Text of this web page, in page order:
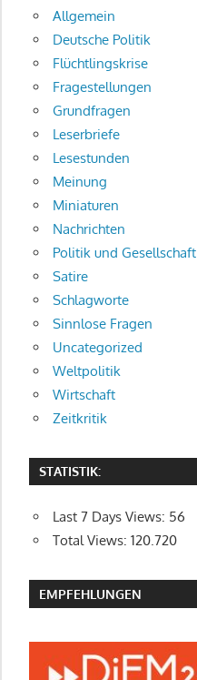
Allgemein
Deutsche Politik
Flüchtlingskrise
Fragestellungen
Grundfragen
Leserbriefe
Lesestunden
Meinung
Miniaturen
Nachrichten
Politik und Gesellschaft
Satire
Schlagworte
Sinnlose Fragen
Uncategorized
Weltpolitik
Wirtschaft
Zeitkritik
STATISTIK:
Last 7 Days Views: 56
Total Views: 120.720
EMPFEHLUNGEN